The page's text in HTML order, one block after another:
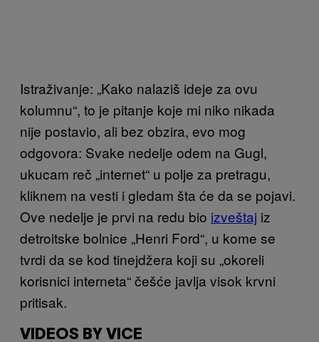
Istraživanje: „Kako nalaziš ideje za ovu
kolumnu“, to je pitanje koje mi niko nikada
nije postavio, ali bez obzira, evo mog
odgovora: Svake nedelje odem na Gugl,
ukucam reč „internet“ u polje za pretragu,
kliknem na vesti i gledam šta će da se pojavi.
Ove nedelje je prvi na redu bio izveštaj iz
detroitske bolnice „Henri Ford“, u kome se
tvrdi da se kod tinejdžera koji su „okoreli
korisnici interneta“ češće javlja visok krvni
pritisak.
VIDEOS BY VICE